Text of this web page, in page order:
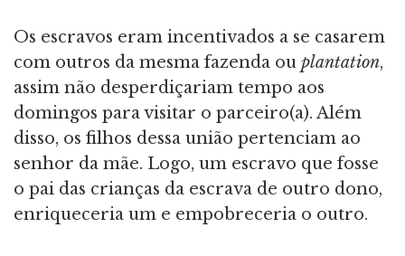
Os escravos eram incentivados a se casarem
com outros da mesma fazenda ou plantation,
assim não desperdiçariam tempo aos
domingos para visitar o parceiro(a). Além
disso, os filhos dessa união pertenciam ao
senhor da mãe. Logo, um escravo que fosse
o pai das crianças da escrava de outro dono,
enriqueceria um e empobreceria o outro.